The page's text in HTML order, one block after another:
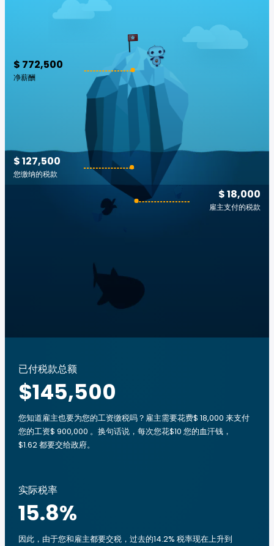
$ 772,500
净薪酬
$ 18,000
雇主支付的税款
$ 127,500
您缴纳的税款
已付税款总额
$145,500
您知道雇主也要为您的工资缴税吗？雇主需要花费$ 18,000 来支付
您的工资$ 900,000 。换句话说，每次您花$10 您的血汗钱，
$1.62 都要交给政府。
实际税率
15.8%
因此，由于您和雇主都要交税，过去的14.2% 税率现在上升到